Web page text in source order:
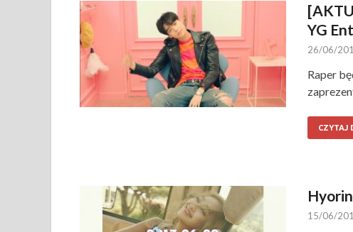
YG
26/06/
Raper
CZYTAJ
15/06/